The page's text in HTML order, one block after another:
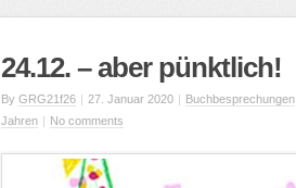
24.12. – aber pünktlich!
By GRG21f26 | 27. Januar 2020 | Buchbesprechungen
Jahren | No comments